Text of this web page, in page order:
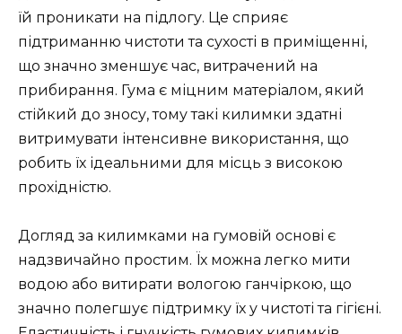
їй проникати на підлогу. Це сприяє
підтриманню чистоти та сухості в приміщенні,
що значно зменшує час, витрачений на
прибирання. Гума є міцним матеріалом, який
стійкий до зносу, тому такі килимки здатні
витримувати інтенсивне використання, що
робить їх ідеальними для місць з високою
прохідністю.
Догляд за килимками на гумовій основі є
надзвичайно простим. Їх можна легко мити
водою або витирати вологою ганчіркою, що
значно полегшує підтримку їх у чистоті та гігієні.